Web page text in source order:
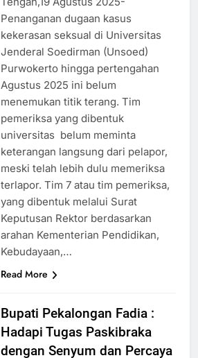
Penanganan dugaan kasus
kekerasan seksual di Universitas
Jenderal Soedirman (Unsoed)
Purwokerto hingga pertengahan
Agustus 2025 ini belum
menemukan titik terang. Tim
pemeriksa yang dibentuk
universitas belum meminta
keterangan langsung dari pelapor,
meski telah lebih dulu memeriksa
terlapor. Tim 7 atau tim pemeriksa,
yang dibentuk melalui Surat
Keputusan Rektor berdasarkan
arahan Kementerian Pendidikan,
Kebudayaan,…
Read More
Bupati Pekalongan Fadia :
Hadapi Tugas Paskibraka
dengan Senyum dan Percaya